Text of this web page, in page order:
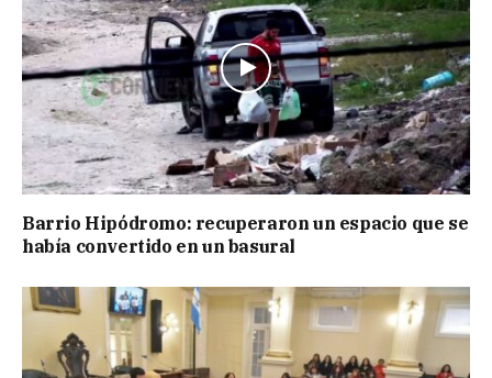
Barrio Hipódromo: recuperaron un espacio que se
había convertido en un basural